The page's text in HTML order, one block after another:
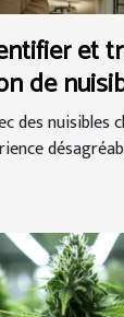
et
de
des nuisibles